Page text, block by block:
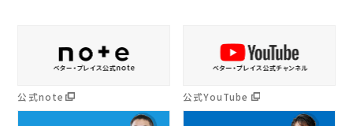
公式note 公式YouTube